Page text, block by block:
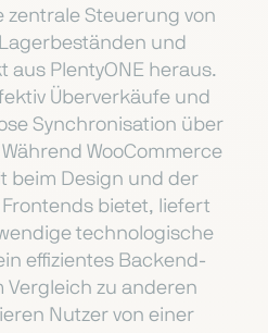
zentrale Steuerung von
und
aus PlentyONE heraus.
Überverkäufe und
Synchronisation über
WooCommerce
beim Design und der
bietet, liefert
technologische
effizientes Backend-
Vergleich zu anderen
Nutzer von einer